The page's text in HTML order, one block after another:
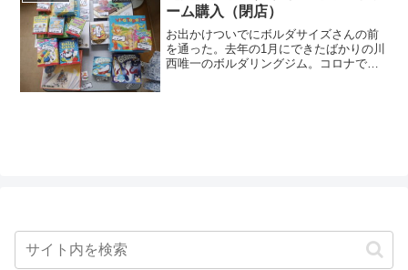
ーム購入（閉店）
お出かけついでにボルダサイズさんの前
を通った。去年の1月にできたばかりの川
西唯一のボルダリングジム。コロナで大